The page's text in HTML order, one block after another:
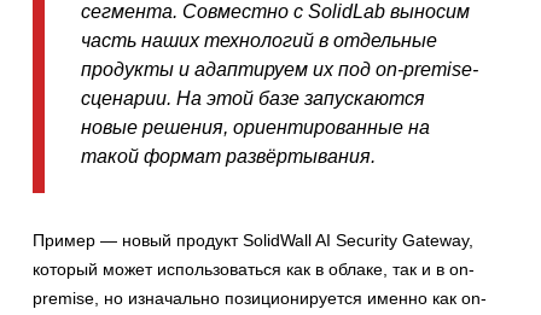
сегмента. Совместно с SolidLab выносим
часть наших технологий в отдельные
продукты и адаптируем их под on-premise-
сценарии. На этой базе запускаются
новые решения, ориентированные на
такой формат развёртывания.
Пример — новый продукт SolidWall AI Security Gateway,
который может использоваться как в облаке, так и в on-
premise, но изначально позиционируется именно как on-